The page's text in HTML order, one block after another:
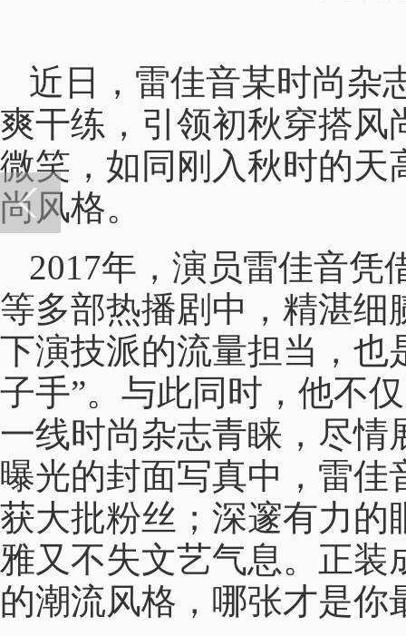
近日，雷佳音某时尚杂
爽干练，引领初秋穿搭风
微笑，如同刚入秋时的天
尚风格。
2017年，演员雷佳音凭
等多部热播剧中，精湛细
下演技派的流量担当，也
子手”。与此同时，他不
一线时尚杂志青睐，尽情
曝光的封面写真中，雷佳
获大批粉丝；深邃有力的
雅又不失文艺气息。正装
的潮流风格，哪张才是你